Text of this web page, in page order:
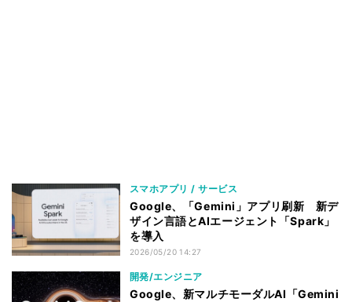
スマホアプリ / サービス
Google、「Gemini」アプリ刷新 新デ
ザイン言語とAIエージェント「Spark」
を導入
2026/05/20 14:27
開発/エンジニア
Google、新マルチモーダルAI「Gemini